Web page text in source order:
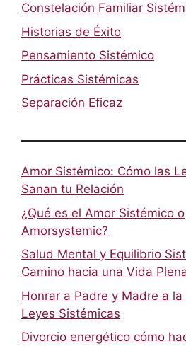
Constelación Familiar
Historias de Éxito
Pensamiento Sistémico
Prácticas Sistémicas
Separación Eficaz
Amor Sistémico: Cómo las
Sanan tu Relación
¿Qué es el Amor Sistémico o
Amorsystemic?
Salud Mental y Equilibrio
Camino hacia una Vida
Honrar a Padre y Madre a
Leyes Sistémicas
Divorcio energético cómo